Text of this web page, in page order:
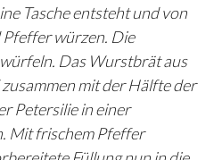
Tasche entsteht und von
Pfeffer würzen. Die
Das Wurstbrät aus
mit der Hälfte der
Petersilie in einer
Mit frischem Pfeffer